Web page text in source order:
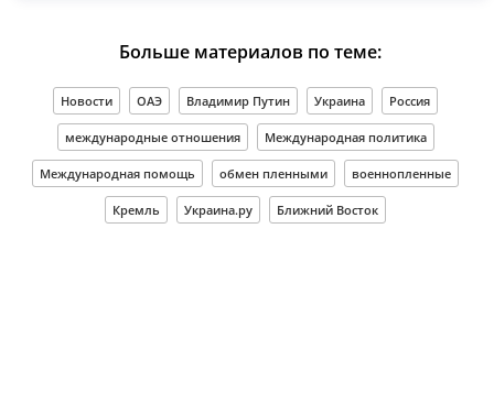
Больше материалов по теме:
Новости ОАЭ Владимир Путин Украина Россия
международные отношения Международная политика
Международная помощь обмен пленными военнопленные
Кремль Украина.ру Ближний Восток